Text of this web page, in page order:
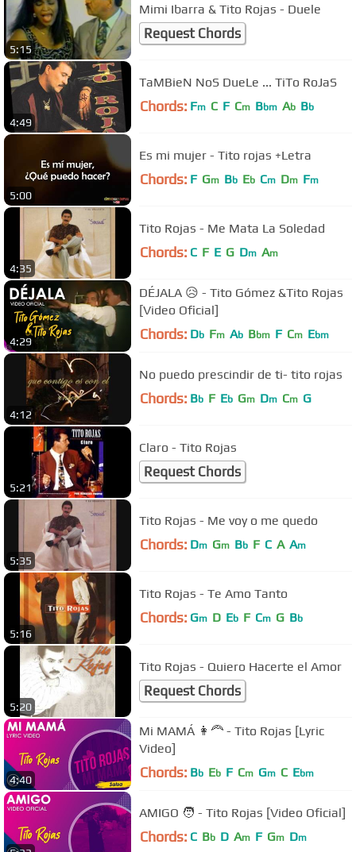
5:15
Mimi Ibarra & Tito Rojas - Duele
Request Chords
4:49
TaMBieN NoS DueLe ... TiTo RoJaS
Chords: Fm C F Cm Bbm Ab Bb
5:00
Es mi mujer - Tito rojas +Letra
Chords: F Gm Bb Eb Cm Dm Fm
4:35
Tito Rojas - Me Mata La Soledad
Chords: C F E G Dm Am
4:29
DÉJALA 😥 - Tito Gómez &Tito Rojas
[Video Oficial]
Chords: Db Fm Ab Bbm F Cm Ebm
4:12
No puedo prescindir de ti- tito rojas
Chords: Bb F Eb Gm Dm Cm G
5:21
Claro - Tito Rojas
Request Chords
5:35
Tito Rojas - Me voy o me quedo
Chords: Dm Gm Bb F C A Am
5:16
Tito Rojas - Te Amo Tanto
Chords: Gm D Eb F Cm G Bb
5:20
Tito Rojas - Quiero Hacerte el Amor
Request Chords
4:40
Mi MAMÁ 👩‍🦰 - Tito Rojas [Lyric
Video]
Chords: Bb Eb F Cm Gm C Ebm
AMIGO 🧑 - Tito Rojas [Video Oficial]
Chords: C Bb D Am F Gm Dm